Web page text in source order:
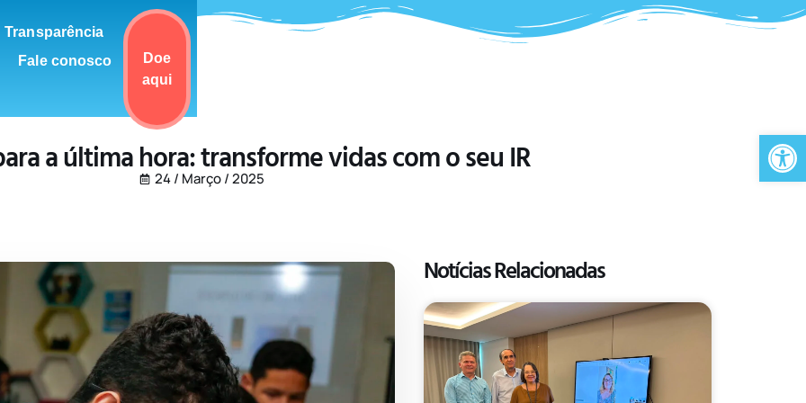
Transparência
Fale conosco
Doe
aqui
a última hora: transforme vidas com o seu IR
24 / Março / 2025
Notícias Relacionadas